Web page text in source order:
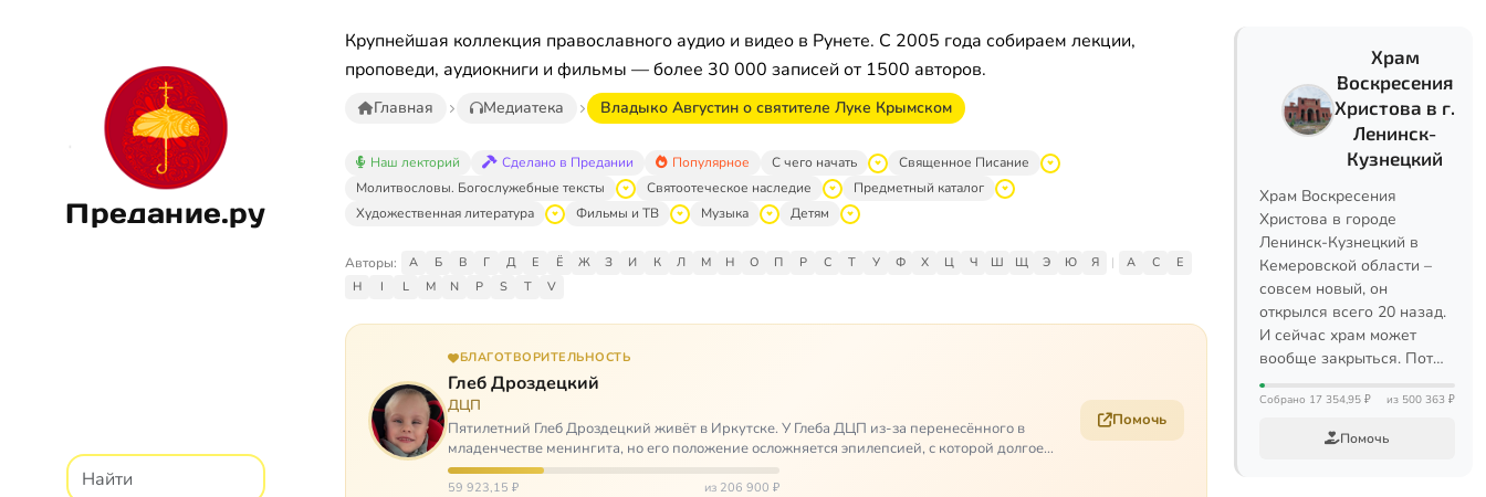
Предание.ру
Крупнейшая коллекция православного аудио и видео в Рунете. С 2005 года собираем лекции,
проповеди, аудиокниги и фильмы — более 30 000 записей от 1500 авторов.
Главная Медиатека Владыко Августин о святителе Луке Крымском
Наш лекторий Сделано в Предании Популярное С чего начать
Священное Писание
Молитвословы. Богослужебные тексты
Святоотеческое наследие
Предметный каталог
Художественная литература
Фильмы и ТВ Музыка Детям
Авторы: А Б В Г Д Е Ё Ж З И К Л М Н О П Р С Т У Ф Х Ц Ч Ш Щ Э Ю Я | A C
E
H
I L M N P S T V
БЛАГОТВОРИТЕЛЬНОСТЬ
Глеб Дроздецкий
ДЦП
Пятилетний Глеб Дроздецкий живёт в Иркутске. У Глеба ДЦП из-за перенесённого в
младенчестве менингита, но его положение осложняется эпилепсией, с которой долгое
время была невозмож…
59 923,15 ₽ из 206 900 ₽
Помочь
Храм
Воскресения
Христова в г.
Ленинск-
Кузнецкий
Храм Воскресения
Христова в городе
Ленинск-Кузнецкий в
Кемеровской области –
совсем новый, он
открылся всего 20 назад.
И сейчас храм может
вообще закрыться. Пот…
Собрано 17 354,95 ₽ из 500 363 ₽
Помочь